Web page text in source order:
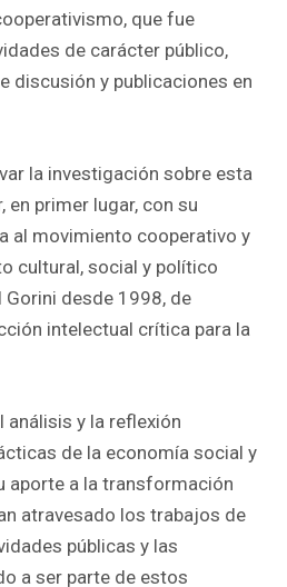
que fue
de carácter público,
discusión y publicaciones en
la investigación sobre esta
en primer lugar, con su
al movimiento cooperativo y
cultural, social y político
desde 1998, de
intelectual crítica para la
análisis y la reflexión
de la economía social y
aporte a la transformación
atravesado los trabajos de
públicas y las
a ser parte de estos